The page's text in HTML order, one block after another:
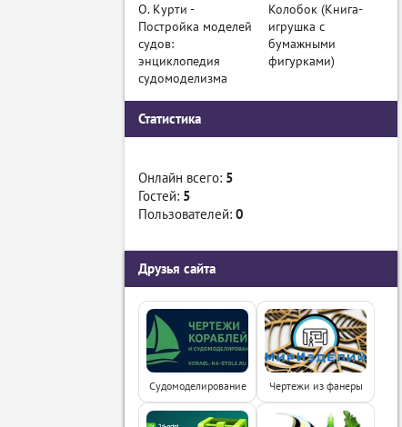
О. Курти -
Постройка моделей
судов:
энциклопедия
судомоделизма
Колобок (Книга-
игрушка с
бумажными
фигурками)
Статистика
Онлайн всего: 5
Гостей: 5
Пользователей: 0
Друзья сайта
Судомоделирование Чертежи из фанеры